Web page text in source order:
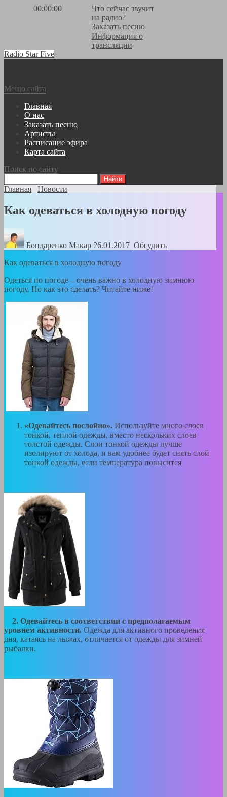
00:00:00
Что сейчас звучит
на радио?
Заказать песню
Информация о
трансляции
Radio Star Five
Меню сайта
Главная
О нас
Заказать песню
Артисты
Расписание эфира
Карта сайта
Поиск по сайту
Главная Новости
Как одеваться в холодную погоду
Бондаренко Mакар 26.01.2017 Обсудить
Как одеваться в холодную погоду
Одеться по погоде – очень важно в холодную зимнюю
погоду. Но как это сделать? Читайте ниже!
«Одевайтесь послойно». Используйте много слоев
тонкой, теплой одежды, вместо нескольких слоев
толстой одежды. Слои тонкой одежды лучше
изолируют от холода, и вам удобнее будет снять слой
тонкой одежды, если температура повысится
2. Одевайтесь в соответствии с предполагаемым
уровнем активности. Одежда для активного проведения
дня, катаясь на лыжах, отличается от одежды для зимней
рыбалки.